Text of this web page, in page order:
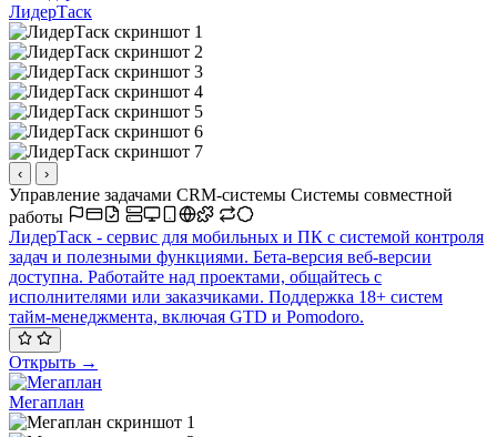
ЛидерТаск
‹ ›
Управление задачами CRM-системы Системы совместной
работы
ЛидерТаск - сервис для мобильных и ПК с системой контроля
задач и полезными функциями. Бета-версия веб-версии
доступна. Работайте над проектами, общайтесь с
исполнителями или заказчиками. Поддержка 18+ систем
тайм-менеджмента, включая GTD и Pomodoro.
Открыть →
Мегаплан